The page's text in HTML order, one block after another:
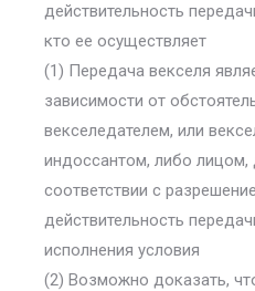
действительность
кто ее осуществляет
(1) Передача векселя
зависимости от
векселедателем, или
индоссантом, либо
соответствии с
действительность
исполнения условия
(2) Возможно доказать,